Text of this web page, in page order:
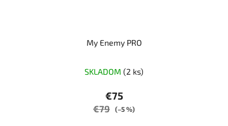
My Enemy PRO
SKLADOM (2 ks)
€75
€79 (–5 %)